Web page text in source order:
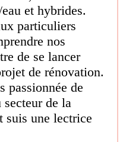
et hybrides.
particuliers
nos
de se lancer
de rénovation.
passionnée de
secteur de la
suis une lectrice